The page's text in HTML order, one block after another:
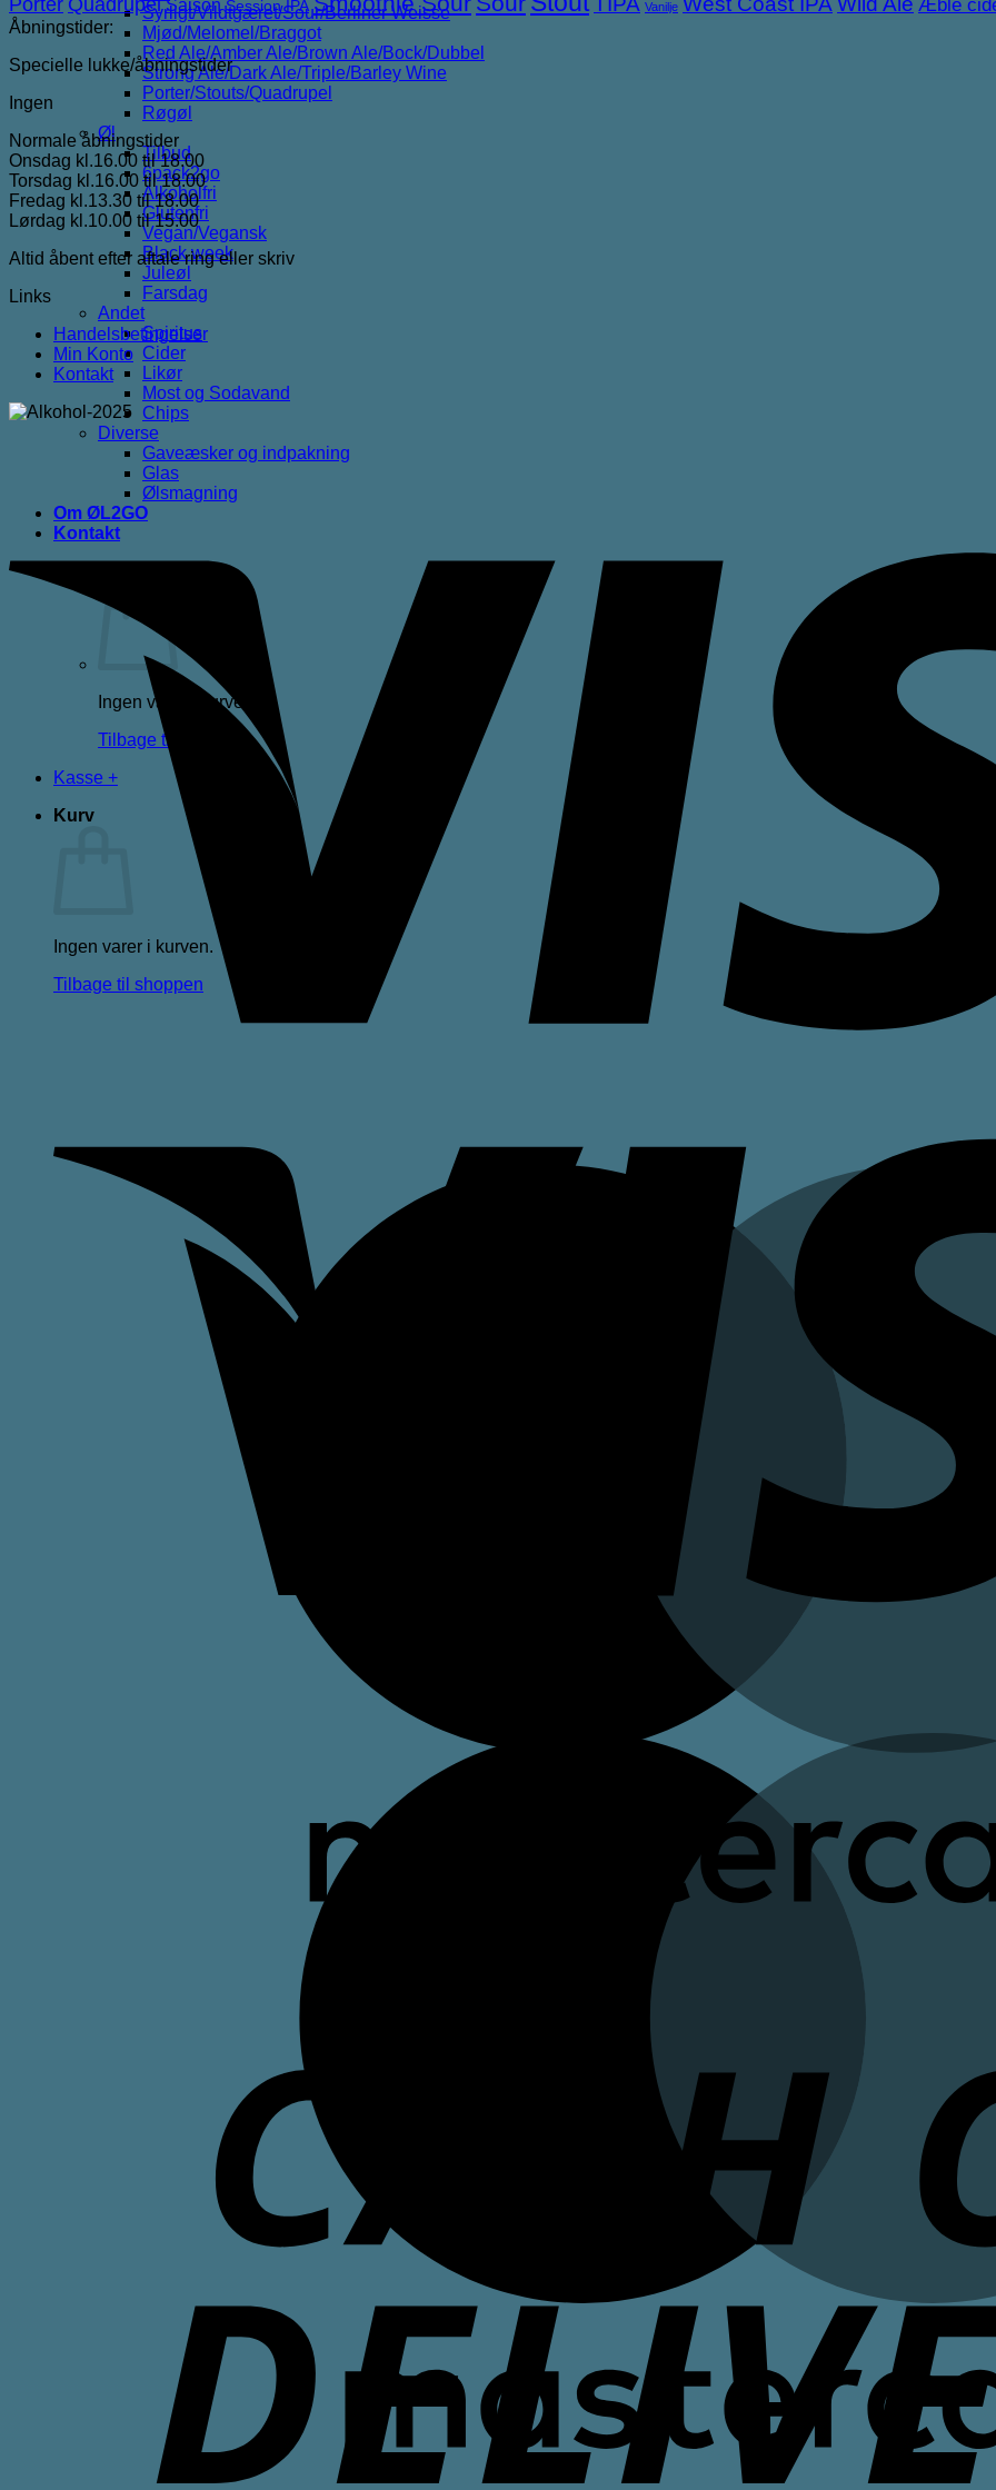
Syrligt/Vildtgæret/Sour/Berliner Weisse
Mjød/Melomel/Braggot
Red Ale/Amber Ale/Brown Ale/Bock/Dubbel
Strong Ale/Dark Ale/Triple/Barley Wine
Porter/Stouts/Quadrupel
Røgøl
Øl
Tilbud
6pack2go
Alkoholfri
Glutenfri
Vegan/Vegansk
Black week
Juleøl
Farsdag
Andet
Spiritus
Cider
Likør
Most og Sodavand
Chips
Diverse
Gaveæsker og indpakning
Glas
Ølsmagning
Om ØL2GO
Kontakt
Ingen varer i kurven.
Tilbage til shoppen
Kasse +
Kurv
Ingen varer i kurven.
Tilbage til shoppen
Porter Quadrupel Saison Session IPA Vanilje Æble
Åbningstider:
Specielle lukke/åbningstider
Ingen
Normale åbningstider
Onsdag kl.16.00 til 18.00
Torsdag kl.16.00 til 18.00
Fredag kl.13.30 til 18.00
Lørdag kl.10.00 til 15.00
Altid åbent efter aftale ring eller skriv
Links
Handelsbetingelser
Min Konto
Kontakt